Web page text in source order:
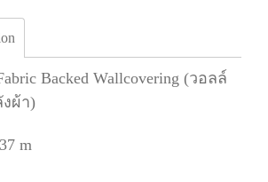
Backed Wallcovering (วอลล์
งผ้า)
m